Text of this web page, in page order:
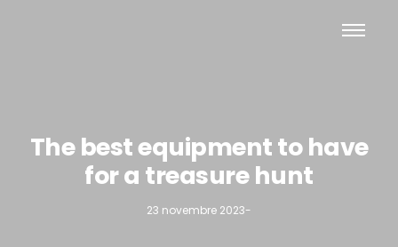
The best equipment to have
for a treasure hunt
23 novembre 2023-